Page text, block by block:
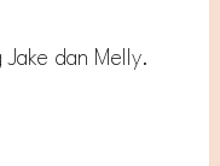
Jake dan Melly.